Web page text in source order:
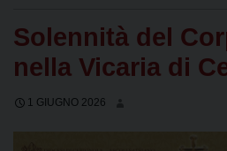
Solennità del
nella Vicaria di
1 GIUGNO 2026